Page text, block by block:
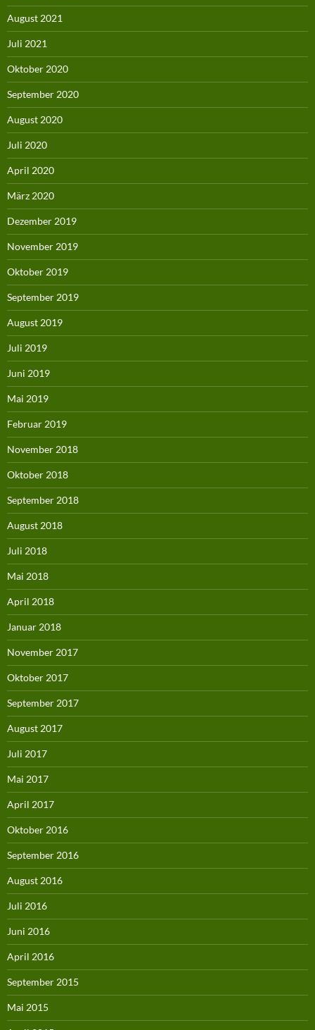
August 2021
Juli 2021
Oktober 2020
September 2020
August 2020
Juli 2020
April 2020
März 2020
Dezember 2019
November 2019
Oktober 2019
September 2019
August 2019
Juli 2019
Juni 2019
Mai 2019
Februar 2019
November 2018
Oktober 2018
September 2018
August 2018
Juli 2018
Mai 2018
April 2018
Januar 2018
November 2017
Oktober 2017
September 2017
August 2017
Juli 2017
Mai 2017
April 2017
Oktober 2016
September 2016
August 2016
Juli 2016
Juni 2016
April 2016
September 2015
Mai 2015